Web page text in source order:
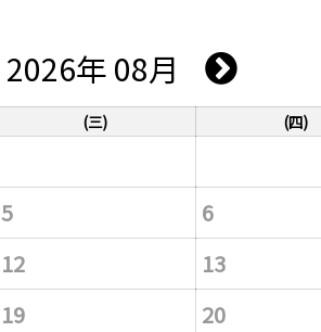
2026年 08月
(三) (四)
5 6
12 13
19 20